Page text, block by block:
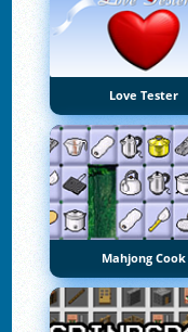
Love Tester
Mahjong Cook